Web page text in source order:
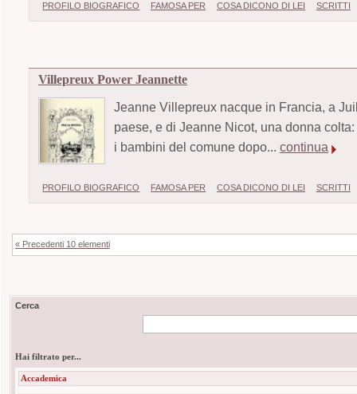
PROFILO BIOGRAFICO FAMOSA PER COSA DICONO DI LEI SCRITTI
Villepreux Power Jeannette
Jeanne Villepreux nacque in Francia, a
paese, e di Jeanne Nicot, una donna
i bambini del comune dopo... continua
PROFILO BIOGRAFICO FAMOSA PER COSA DICONO DI LEI SCRITTI
« Precedenti 10 elementi
Cerca
Hai filtrato per...
Accademica